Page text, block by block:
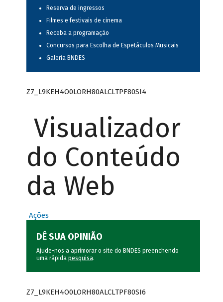
Reserva de ingressos
Filmes e festivais de cinema
Receba a programação
Concursos para Escolha de Espetáculos Musicais
Galeria BNDES
Z7_L9KEH4O0LORH80ALCLTPF80SI4
Visualizador
do Conteúdo
da Web
Ações
DÊ SUA OPINIÃO
Ajude-nos a aprimorar o site do BNDES preenchendo
uma rápida pesquisa.
Z7_L9KEH4O0LORH80ALCLTPF80SI6